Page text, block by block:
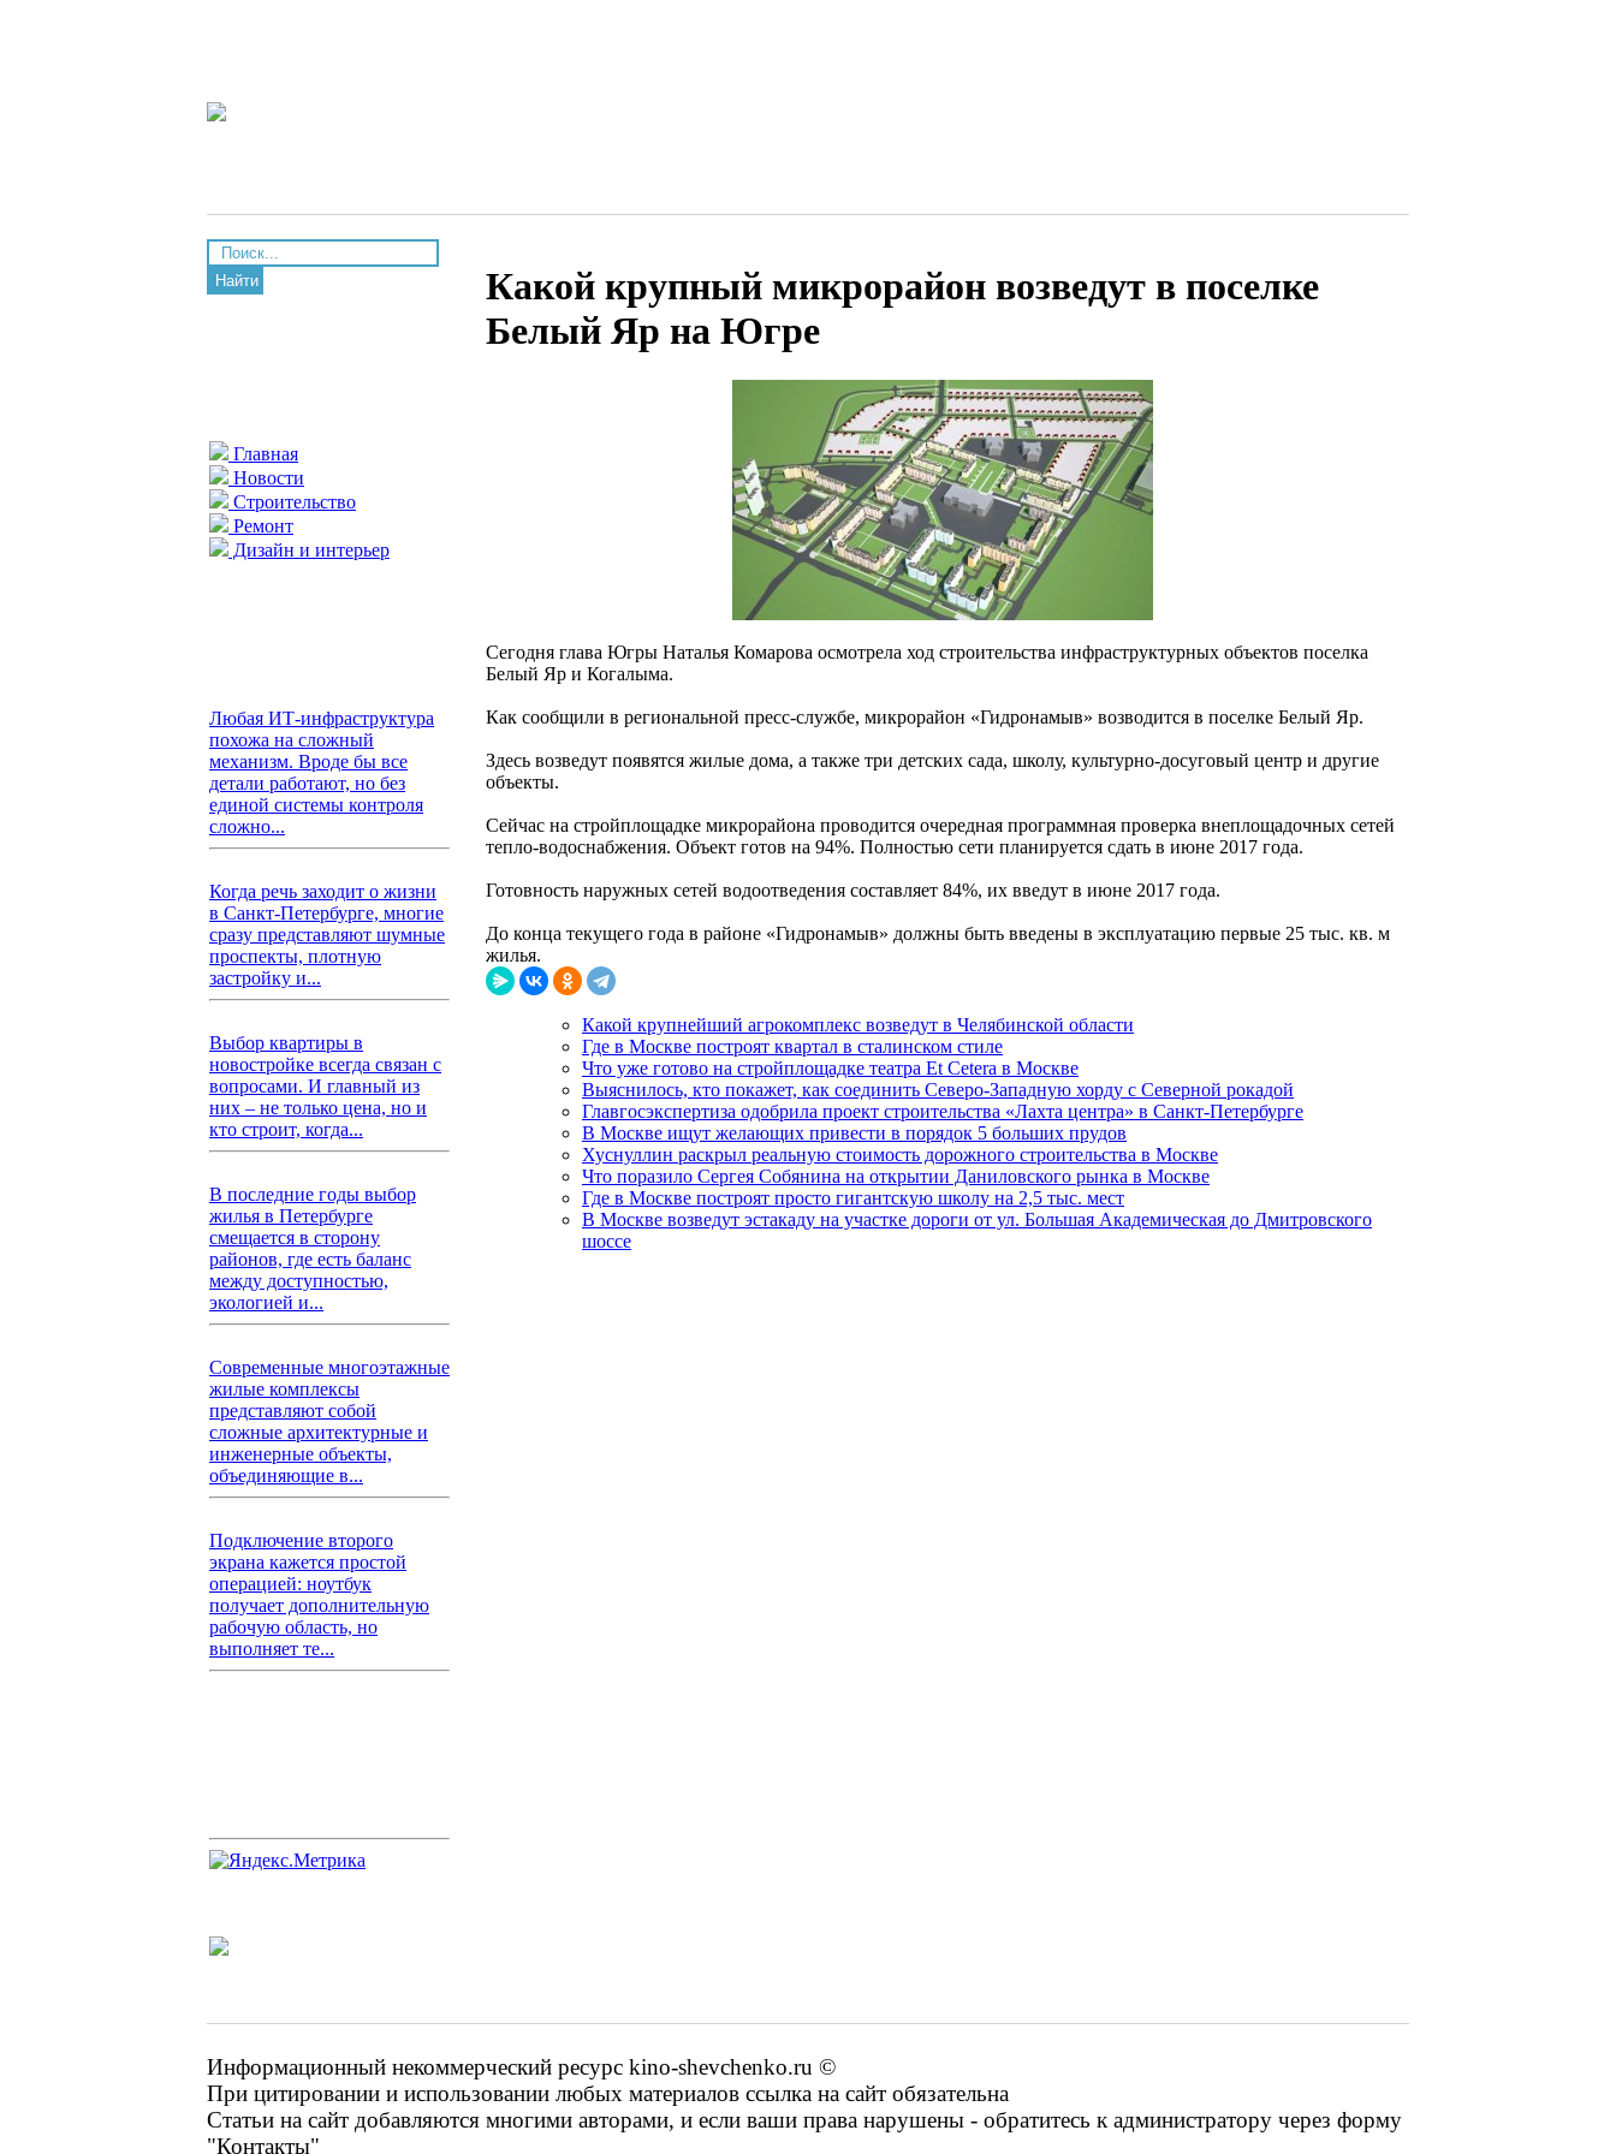
Найти
Главная
Новости
Строительство
Ремонт
Дизайн и интерьер
Любая ИТ-инфраструктура
похожа на сложный
механизм. Вроде бы все
детали работают, но без
единой системы контроля
сложно...
Когда речь заходит о жизни
в Санкт-Петербурге, многие
сразу представляют шумные
проспекты, плотную
застройку и...
Выбор квартиры в
новостройке всегда связан с
вопросами. И главный из
них – не только цена, но и
кто строит, когда...
В последние годы выбор
жилья в Петербурге
смещается в сторону
районов, где есть баланс
между доступностью,
экологией и...
Современные многоэтажные
жилые комплексы
представляют собой
сложные архитектурные и
инженерные объекты,
объединяющие в...
Подключение второго
экрана кажется простой
операцией: ноутбук
получает дополнительную
рабочую область, но
выполняет те...
Какой крупный микрорайон возведут в поселке
Белый Яр на Югре
Сегодня глава Югры Наталья Комарова осмотрела ход строительства инфраструктурных объектов поселка
Белый Яр и Когалыма.
Как сообщили в региональной пресс-службе, микрорайон «Гидронамыв» возводится в поселке Белый Яр.
Здесь возведут появятся жилые дома, а также три детских сада, школу, культурно-досуговый центр и другие
объекты.
Сейчас на стройплощадке микрорайона проводится очередная программная проверка внеплощадочных сетей
тепло-водоснабжения. Объект готов на 94%. Полностью сети планируется сдать в июне 2017 года.
Готовность наружных сетей водоотведения составляет 84%, их введут в июне 2017 года.
До конца текущего года в районе «Гидронамыв» должны быть введены в эксплуатацию первые 25 тыс. кв. м
жилья.
Какой крупнейший агрокомплекс возведут в Челябинской области
Где в Москве построят квартал в сталинском стиле
Что уже готово на стройплощадке театра Et Cetera в Москве
Выяснилось, кто покажет, как соединить Северо-Западную хорду с Северной рокадой
Главгосэкспертиза одобрила проект строительства «Лахта центра» в Санкт-Петербурге
В Москве ищут желающих привести в порядок 5 больших прудов
Хуснуллин раскрыл реальную стоимость дорожного строительства в Москве
Что поразило Сергея Собянина на открытии Даниловского рынка в Москве
Где в Москве построят просто гигантскую школу на 2,5 тыс. мест
В Москве возведут эстакаду на участке дороги от ул. Большая Академическая до Дмитровского
шоссе
Информационный некоммерческий ресурс kino-shevchenko.ru ©
При цитировании и использовании любых материалов ссылка на сайт обязательна
Статьи на сайт добавляются многими авторами, и если ваши права нарушены - обратитесь к администратору через форму
"Контакты"